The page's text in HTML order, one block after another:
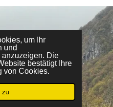
um Ihr
und
Die
bestätigt Ihre
von Cookies.
zu